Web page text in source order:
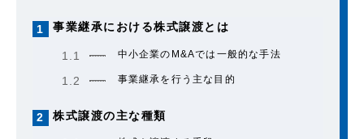
1 事業継承における株式譲渡とは
1.1 中小企業のM&Aでは一般的な手法
1.2 事業継承を行う主な目的
2 株式譲渡の主な種類